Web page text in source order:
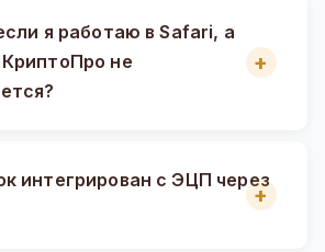
я работаю в Safari, а
не
интегрирован с ЭЦП через